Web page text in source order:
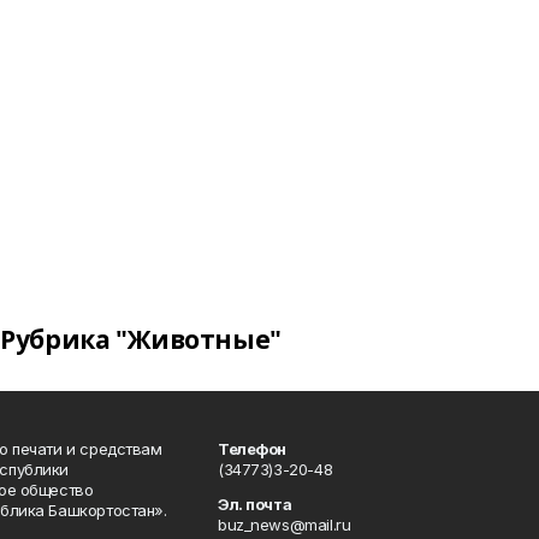
Рубрика "Животные"
печати и средствам
общество
Башкортостан».
Телефон
(34773)3-20-48
Эл. почта
buz_news@mail.ru